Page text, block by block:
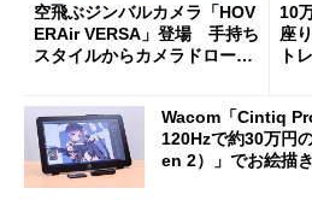
空飛ぶジンバルカメラ「HOV
ERAir VERSA」登場 手持ち
スタイルからカメラドローン
10
座
ト
Wacom「Cintiq
120Hzで約30万円
en 2）」でお絵描